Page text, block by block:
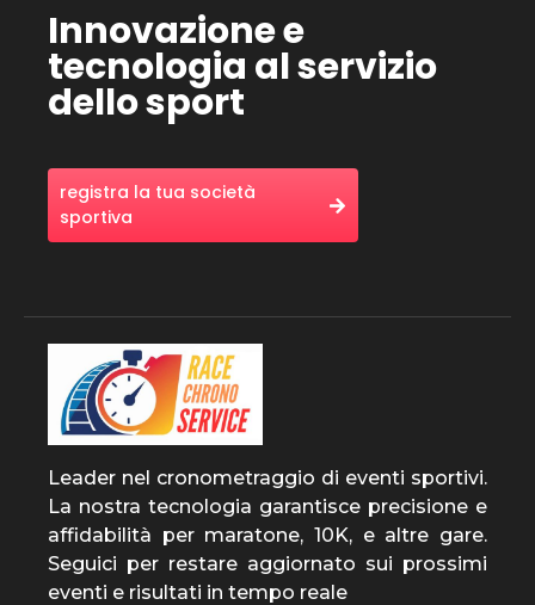
Innovazione e
tecnologia al servizio
dello sport
registra la tua società
sportiva
Leader nel cronometraggio di eventi sportivi.
La nostra tecnologia garantisce precisione e
affidabilità per maratone, 10K, e altre gare.
Seguici per restare aggiornato sui prossimi
eventi e risultati in tempo reale